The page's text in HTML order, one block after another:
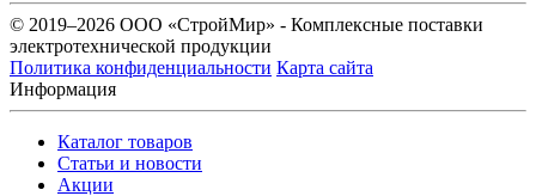
© 2019–2026 ООО «СтройМир» - Комплексные поставки
электротехнической продукции
Политика конфиденциальности Карта сайта
Информация
Каталог товаров
Статьи и новости
Акции